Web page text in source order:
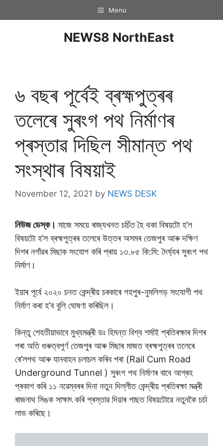
Menu
NEWS8 NorthEast
৬ বছৰ পূৰ্বেই ব্ৰহ্মপুত্ৰৰ
তলেৰে সুৰংগ পথ নিৰ্মাণৰ
প্ৰস্তাৱ দিছিল সীমান্ত পথ
সংস্থাৰ বিষয়াই
November 12, 2021 by NEWS DESK
নিউজ ডেস্ক। মাজে সময়ে ৰাজ্যখনত চৰ্চিত হৈ থকা বিষয়টো হ’ল
বিষয়টো হ’ল ব্ৰহ্মপুত্ৰৰ তলেৰে উত্তৰ অসমৰ তেজপুৰ আৰু দক্ষিণ
দিশৰ নগাঁৱৰ মিছাক সংযোগ কৰি প্ৰায় ১৩.৮৫ কি:মি: দৈৰ্ঘ্যৰ সুৰংগ পথ
নিৰ্মাণ।
ইয়াৰ পূৰ্বে ২০২০ চনত কেন্দ্ৰীয় চৰকাৰে গহপুৰ-নুমলিগড় সংযোগী পথ
নিৰ্মাণ কৰা হ’ব বুলি ঘোষণা কৰিছিল।
কিন্তু শেহতীয়াভাবে মুখ্যমন্ত্ৰী ডঃ হিমন্ত বিশ্ব শৰ্মাই প্ৰতিৰক্ষাৰ দিশৰ
পৰা অতি গুৰুত্বপূৰ্ণ তেজপুৰ আৰু মিছাৰ মাজত ব্ৰহ্মপুত্ৰৰ তলেৰে
ৰে’লপথ আৰু যানবাহন চলাচল কৰিব পৰা (Rail Cum Road
Underground Tunnel ) সুৰংগ পথ নিৰ্মাণৰ বাবে আগ্ৰহ
প্ৰকাশ কৰি ১১ নৱেম্বৰৰ দিনা নতুন দিল্লীত কেন্দ্ৰীয় প্ৰতিৰক্ষা মন্ত্ৰী
ৰাজনাথ সিঙক সাক্ষাৎ কৰি প্ৰস্তাৱ দিয়াৰ পাছত বিষয়টোৱে নতুনকৈ চৰ্চা
লাভ কৰিছে।